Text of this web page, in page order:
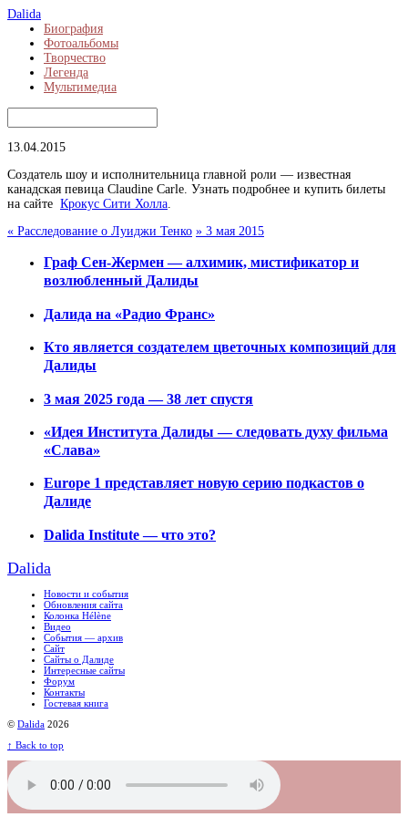
Dalida
Биография
Фотоальбомы
Творчество
Легенда
Мультимедиа
13.04.2015
Создатель шоу и исполнительница главной роли — известная
канадская певица Claudine Carle. Узнать подробнее и купить билеты
на сайте Крокус Сити Холла.
« Расследование о Луиджи Тенко » 3 мая 2015
Граф Сен-Жермен — алхимик, мистификатор и
возлюбленный Далиды
Далида на «Радио Франс»
Кто является создателем цветочных композиций для
Далиды
3 мая 2025 года — 38 лет спустя
«Идея Института Далиды — следовать духу фильма
«Слава»
Europe 1 представляет новую серию подкастов о
Далиде
Dalida Institute — что это?
Dalida
Новости и события
Обновления сайта
Колонка Hélène
Видео
События — архив
Сайт
Сайты о Далиде
Интересные сайты
Форум
Контакты
Гостевая книга
© Dalida 2026
↑ Back to top